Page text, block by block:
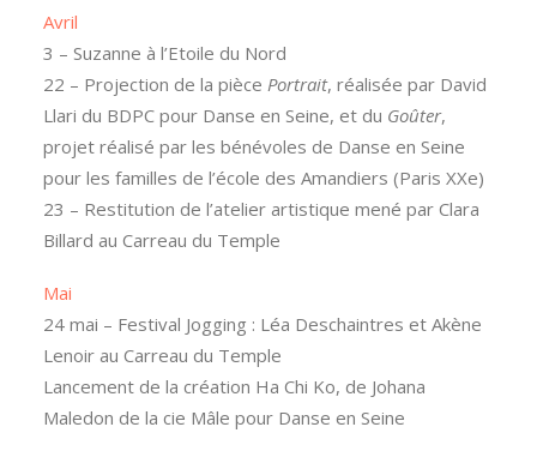
Avril
3 – Suzanne à l’Etoile du Nord
22 – Projection de la pièce Portrait, réalisée par David
Llari du BDPC pour Danse en Seine, et du Goûter,
projet réalisé par les bénévoles de Danse en Seine
pour les familles de l’école des Amandiers (Paris XXe)
23 – Restitution de l’atelier artistique mené par Clara
Billard au Carreau du Temple
Mai
24 mai – Festival Jogging : Léa Deschaintres et Akène
Lenoir au Carreau du Temple
Lancement de la création Ha Chi Ko, de Johana
Maledon de la cie Mâle pour Danse en Seine